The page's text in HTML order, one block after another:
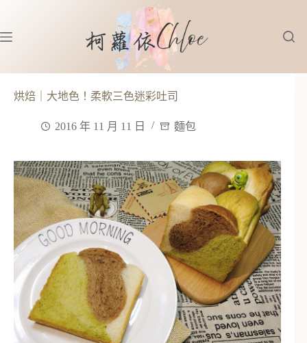
主
內
烘焙｜大地色！柔軟三色迷彩吐司
2016 年 11 月 11 日 麵包